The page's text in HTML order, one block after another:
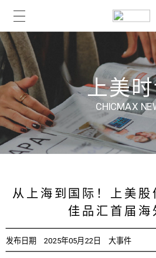
上美
CHICMAX
从上海到国际！上美股
佳品汇首届海
发布日期 2025年05月22日 大事件